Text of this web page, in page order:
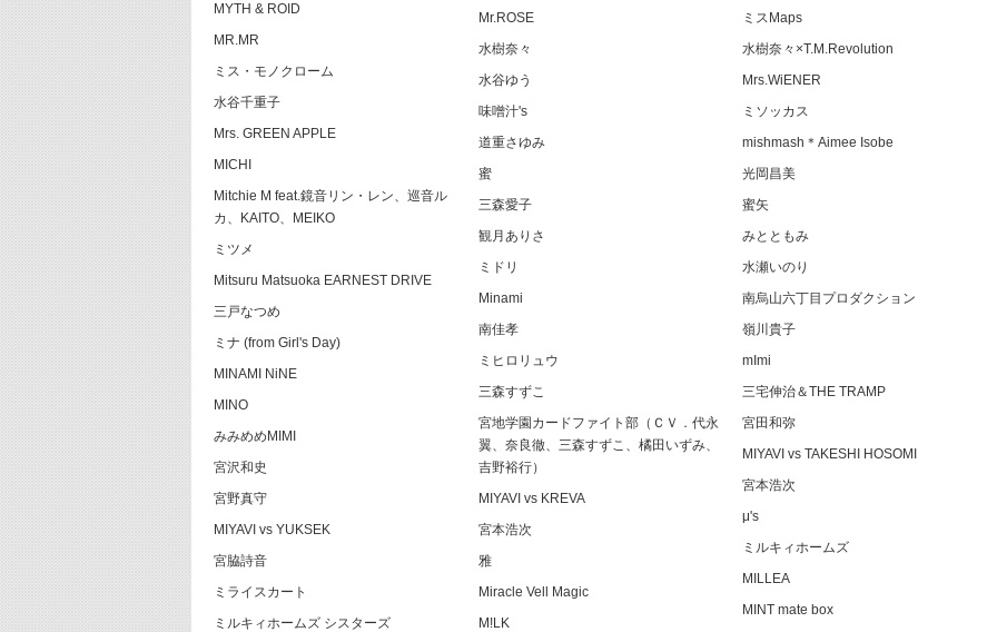
MYTH & ROID
MR.MR
ミス・モノクローム
水谷千重子
Mrs. GREEN APPLE
MICHI
Mitchie M feat.鏡音リン・レン、巡音ル
カ、KAITO、MEIKO
ミツメ
Mitsuru Matsuoka EARNEST DRIVE
三戸なつめ
ミナ (from Girl's Day)
MINAMI NiNE
MINO
みみめめMIMI
宮沢和史
宮野真守
MIYAVI vs YUKSEK
宮脇詩音
ミライスカート
ミルキィホームズ シスターズ
Mr.ROSE
水樹奈々
水谷ゆう
味噌汁's
道重さゆみ
蜜
三森愛子
観月ありさ
ミドリ
Minami
南佳孝
ミヒロリュウ
三森すずこ
宮地学園カードファイト部（ＣＶ．代永
翼、奈良徹、三森すずこ、橘田いずみ、
吉野裕行）
MIYAVI vs KREVA
宮本浩次
雅
Miracle Vell Magic
M!LK
ミスMaps
水樹奈々×T.M.Revolution
Mrs.WiENER
ミソッカス
mishmash＊Aimee Isobe
光岡昌美
蜜矢
みとともみ
水瀬いのり
南烏山六丁目プロダクション
嶺川貴子
mImi
三宅伸治＆THE TRAMP
宮田和弥
MIYAVI vs TAKESHI HOSOMI
宮本浩次
μ's
ミルキィホームズ
MILLEA
MINT mate box